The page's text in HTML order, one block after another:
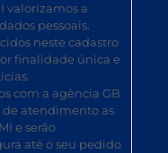
valorizamos a
pessoais.
neste cadastro
finalidade única e
com a agência GB
de atendimento as